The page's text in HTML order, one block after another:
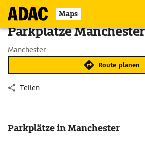
Maps
Parkplätze Manchester
Manchester
Route planen
Teilen
Parkplätze in Manchester